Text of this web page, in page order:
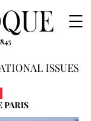
ISSUES
PARIS